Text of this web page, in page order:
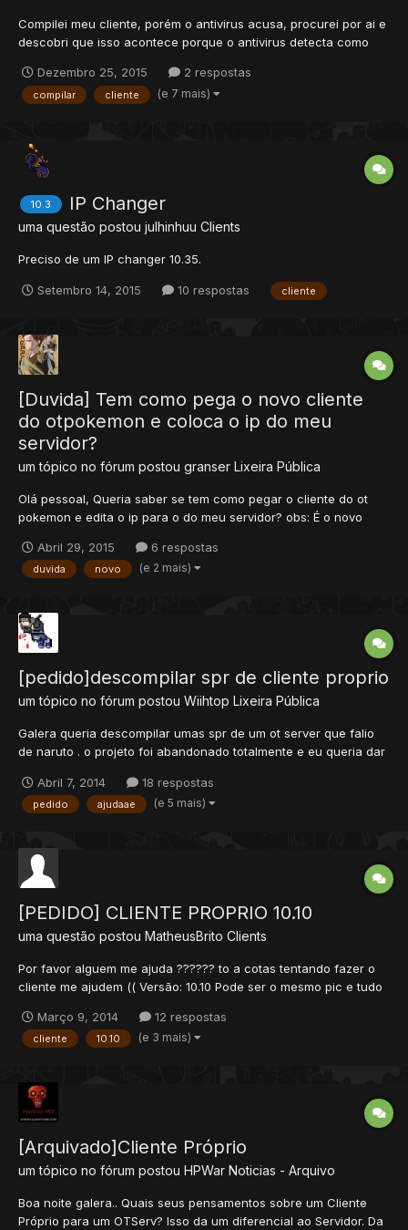
Compilei meu cliente, porém o antivirus acusa, procurei por ai e
descobri que isso acontece porque o antivirus detecta como
compilado. Queria saber como compilo sem que isso aconteça,
não quero colocar um cliente pra download em que...
Dezembro 25, 2015 2 respostas
compilar cliente (e 7 mais)
10.3 IP Changer
uma questão postou julhinhuu Clients
Preciso de um IP changer 10.35.
Setembro 14, 2015 10 respostas cliente
[Duvida] Tem como pega o novo cliente
do otpokemon e coloca o ip do meu
servidor?
um tópico no fórum postou granser Lixeira Pública
Olá pessoal, Queria saber se tem como pegar o cliente do ot
pokemon e edita o ip para o do meu servidor? obs: É o novo
Abril 29, 2015
6 respostas
duvida novo (e 2 mais)
[pedido]descompilar spr de cliente proprio
um tópico no fórum postou Wiihtop Lixeira Pública
Galera queria descompilar umas spr de um ot server que falio
de naruto . o projeto foi abandonado totalmente e eu queria dar
isso queria que alguma alma bondoza meajuda-sse eu
mandaria o cliente pro mensagen para quem me ajuda-se ): a...
Abril 7, 2014 18 respostas
pedido ajudaae (e 5 mais)
[PEDIDO] CLIENTE PROPRIO 10.10
uma questão postou MatheusBrito Clients
Por favor alguem me ajuda ?????? to a cotas tentando fazer o
cliente me ajudem (( Versão: 10.10 Pode ser o mesmo pic e tudo
http://tibiamulticlient.com/tibiafiles/tibiaclients/windows/tibia101.e
xe Ip's pode usar qualquer um tod...
Março 9, 2014 12 respostas
cliente 10.10 (e 3 mais)
[Arquivado]Cliente Próprio
um tópico no fórum postou HPWar Noticias - Arquivo
Boa noite galera.. Quais seus pensamentos sobre um Cliente
Próprio para um OTServ? Isso da um diferencial ao Servidor. Da